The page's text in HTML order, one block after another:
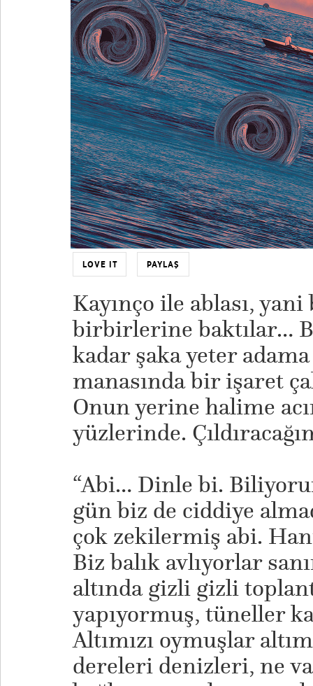
LOVE IT PAYLAŞ
Kayınço ile ablası,
birbirlerine baktılar…
kadar şaka yeter
manasında bir işaret
Onun yerine halime
yüzlerinde.
“Abi… Dinle bi.
gün biz de ciddiye
çok zekilermiş abi.
Biz balık avlıyorlar
altında gizli gizli
yapıyormuş, tüneller
Altımızı oymuşlar
dereleri denizleri, ne